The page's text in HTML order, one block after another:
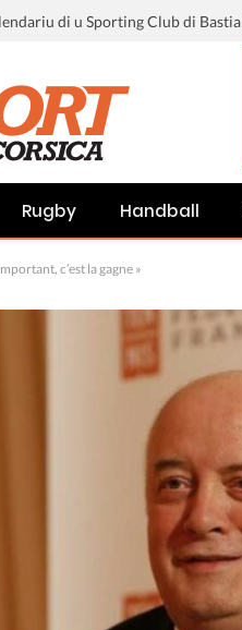
Rugby Handball
c’est la gagne »